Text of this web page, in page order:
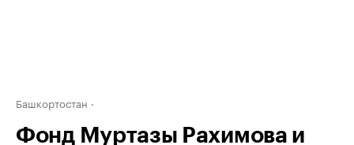
Башкортостан
Фонд Муртазы Рахимова и